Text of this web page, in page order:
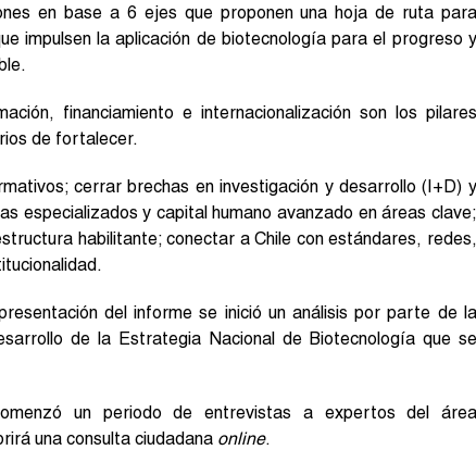
en base a 6 ejes que proponen una hoja de ruta para
impulsen la aplicación de biotecnología para el progreso y
financiamiento e internacionalización son los pilares
de fortalecer.
cerrar brechas en investigación y desarrollo (I+D) y
especializados y capital humano avanzado en áreas clave;
habilitante; conectar a Chile con estándares, redes,
del informe se inició un análisis por parte de la
de la Estrategia Nacional de Biotecnología que se
un periodo de entrevistas a expertos del área
una consulta ciudadana online.